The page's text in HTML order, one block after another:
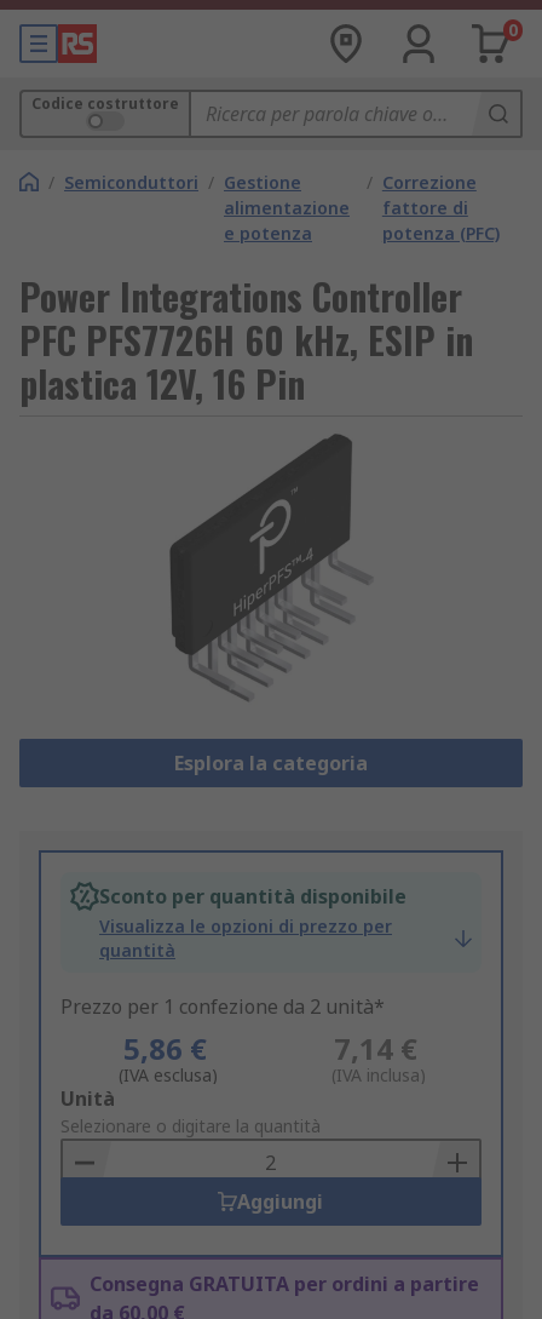
0
Codice costruttore
/ Semiconduttori / Gestione
alimentazione
e potenza
/ Correzione
fattore di
potenza (PFC)
Power Integrations Controller
PFC PFS7726H 60 kHz, ESIP in
plastica 12V, 16 Pin
Esplora la categoria
Sconto per quantità disponibile
Visualizza le opzioni di prezzo per
quantità
Prezzo per 1 confezione da 2 unità*
5,86 €
(IVA esclusa)
7,14 €
(IVA inclusa)
Add
to
Basket
Unità
Selezionare o digitare la quantità
Aggiungi
Consegna GRATUITA per ordini a partire
da 60,00 €